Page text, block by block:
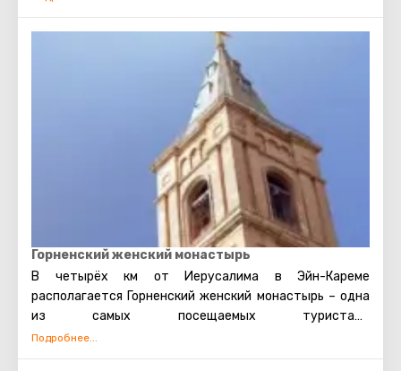
Горненский женский монастырь
В четырёх км от Иерусалима в Эйн-Кареме
располагается Горненский женский монастырь – одна
из самых посещаемых туристами
достопримечательностей.